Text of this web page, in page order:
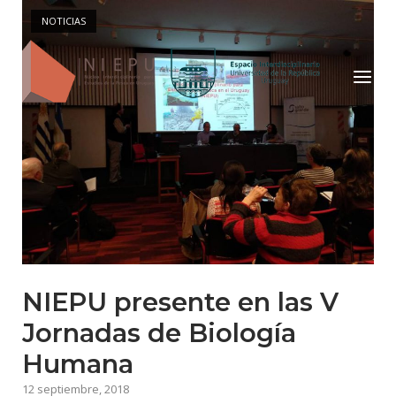
Saltar
contenido
Inicio
Menú
NOTICIAS
NIEPU presente en las V
Jornadas de Biología
Humana
12 septiembre, 2018